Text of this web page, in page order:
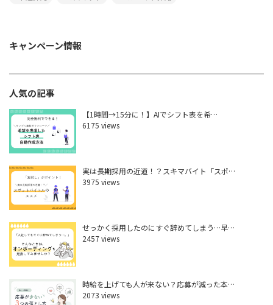
キャンペーン情報
人気の記事
【1時間→15分に！】AIでシフト表を希…
6175 views
実は長期採用の近道！？スキマバイト「スポ…
3975 views
せっかく採用したのにすぐ辞めてしまう…早…
2457 views
時給を上げても人が来ない？応募が減った本…
2073 views